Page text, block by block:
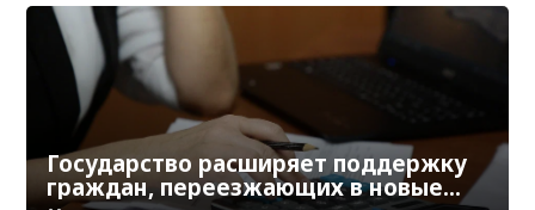
Государство расширяет поддержку
граждан, переезжающих в новые